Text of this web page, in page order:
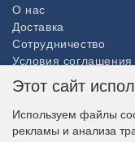
О нас
Доставка
Сотрудничество
Условия соглашения
Возврат товара
Партнёры
Этот сайт
Используем файлы
рекламы и анализа